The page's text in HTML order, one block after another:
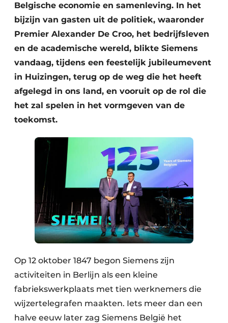
Belgische economie en samenleving. In het
bijzijn van gasten uit de politiek, waaronder
Premier Alexander De Croo, het bedrijfsleven
en de academische wereld, blikte Siemens
vandaag, tijdens een feestelijk jubileumevent
in Huizingen, terug op de weg die het heeft
afgelegd in ons land, en vooruit op de rol die
het zal spelen in het vormgeven van de
toekomst.
Op 12 oktober 1847 begon Siemens zijn
activiteiten in Berlijn als een kleine
fabriekswerkplaats met tien werknemers die
wijzertelegrafen maakten. Iets meer dan een
halve eeuw later zag Siemens België het